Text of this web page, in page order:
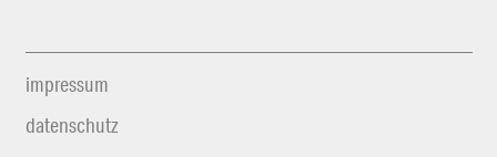
impressum
datenschutz